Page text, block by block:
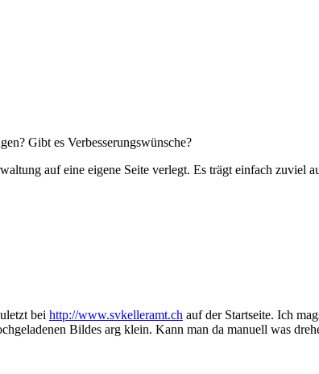
Gibt es Verbesserungswünsche?
auf eine eigene Seite verlegt. Es trägt einfach zuviel
bei http://www.svkelleramt.ch auf der Startseite. Ich
Bildes arg klein. Kann man da manuell was